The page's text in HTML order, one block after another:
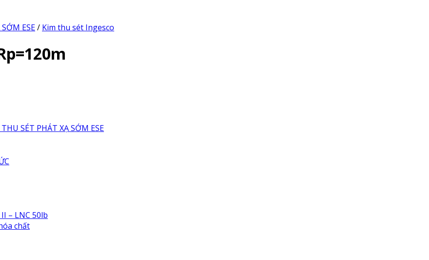
– LNC 50lb
chất
ESE/ Kim thu sét Ingesco
SÉT PHÁT XẠ SỚM ESE